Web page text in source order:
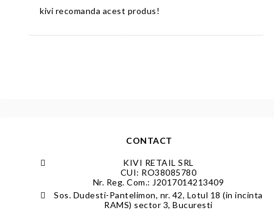
kivi recomanda acest produs!
CONTACT
KIVI RETAIL SRL
CUI: RO38085780
Nr. Reg. Com.: J2017014213409
Sos. Dudesti-Pantelimon, nr. 42, Lotul 18 (in incinta
RAMS) sector 3, Bucuresti